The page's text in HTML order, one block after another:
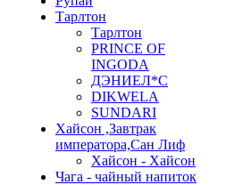
Тарлтон
Тарлтон
PRINCE OF
INGODA
ДЭНИЕЛ*С
DIKWELA
SUNDARI
Хайсон ,Завтрак
императора,Сан Лиф
Хайсон - Хайсон
Чага - чайный напиток